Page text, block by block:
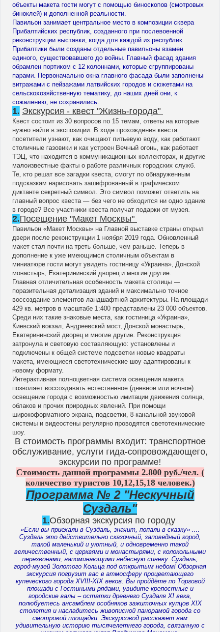
объекты макета гости могут с помощью биноскопов (смотровых
биноклей) и дополненной реальности.
Павильон занимает центральное место в композиции сквера
Прибалтийских республик, созданного при послевоенной
реконструкции выставки, когда для каждой из республик
Прибалтики были созданы отдельные павильоны взамен
единого, существовавшего до войны. Главный фасад здания
обрамлен портиком с 12 колоннами, которые сгруппированы
парами. Первоначально окна главного фасада были заполнены
витражами с пейзажами латвийских городов и сюжетами на
сельскохозяйственную тематику, до наших дней они, к
сожалению, не сохранились.
1. Экскурсия - квест "Жизнь-города"
Квест состоит из 30 вопросов по 15 темам, ответы на которые
нужно найти в экспозиции. В ходе прохождения квеста
посетители узнают, как очищают питьевую воду, как работают
столичные газовики и как устроен Вечный огонь, как работает
ТЭЦ, что находится в коммуникационных коллекторах, и другие
малоизвестные факты о работе различных городских служб.
Те, кто решат все загадки квеста, смогут по обнаруженным
подсказкам нарисовать зашифрованный в графическом
диктанте секретный символ. Это символ поможет ответить на
главный вопрос квеста — без чего не обходится ни одно здание
в городе? Все участники квеста получат подарки от музея.
2.Посещение "Макет Москвы"
Павильон «Макет Москвы» на Главной выставке страны открыл
двери после реконструкции 1 ноября 2019 года. Обновленный
макет стал почти на треть больше, чем раньше. Теперь в
дополнение к уже имеющимся столичным объектам в
миниатюре гости могут увидеть гостиницу «Украина», Донской
монастырь, Екатерининский дворец и многие другие.
Главная отличительная особенность макета столицы —
поразительная детализация зданий и максимально точное
воссоздание элементов ландшафтной архитектуры. На площади
429 кв. метров в масштабе 1:400 представлены 23 000 объектов.
Среди них такие знаковые места, как гостиница «Украина»,
Киевский вокзал, Андреевский мост, Донской монастырь,
Екатерининский дворец и многие другие. Реконструкция
затронула и световую составляющую: установлены и
подключены к общей системе подсветки новые квадраты
макета, имеющиеся светотехнические шоу адаптированы к
новому формату.
Интерактивная полноцветная система освещения макета
позволяет воссоздавать естественное (дневное или ночное)
освещение города с возможностью имитации движения солнца,
облаков и прочих природных явлений. При помощи
широкоформатного экрана, подсветки, 8-канальной звуковой
системы и видеостены регулярно проводятся светотехнические
шоу.
В стоимость программы входит: транспортное
обслуживание, услуги гида-сопровождающего,
экскурсии по программе!
Стоимость данной программы 2.800 руб./чел. (
количество туристов 10,12,15,18 человек.)
Программа № 2 "Нескучный
Суздаль"
1.Обзорная экскурсия по городу
«Если вы приехали в Суздаль, значит, попали в сказку» ....
Суздаль это действительно сказочный, заповедный город,
такой маленький и уютный, и одновременно такой
величественный, с церквями и монастырями, с колокольными
перезвонами, напоминающими небесную синеву. Суздаль,
город-музей Золотого Кольца под открытым небом! Обзорная
экскурсия погрузит вас в атмосферу процветающего
купеческого города XVIII-XIX веков. Вы пройдёте по Торговой
площади с Гостиными рядами, увидите крепостные и
городские валы – остатки древнего Суздаля XI века,
полюбуетесь ансамблем особняков зажиточных купцов XIX
столетия и насладитесь живописной панорамой города со
смотровой площадки. Экскурсовод расскажет вам
удивительную историю тысячелетнего города, связанную с